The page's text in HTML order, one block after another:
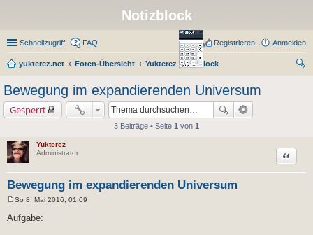
Notizblock
Schnellzugriff FAQ Anmelden
Registrieren
yukterez.net Foren-Übersicht
Yukterez Notizblock
Bewegung im expandierenden Universum
Gesperrt
3 Beiträge • Seite 1 von 1
Yukterez
Administrator
Bewegung im expandierenden Universum
Zitat
i
So 8. Mai 2016, 01:09
Aufgabe: